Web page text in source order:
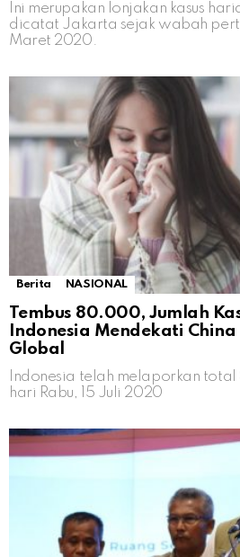
Ini merupakan lonjakan kasus
dicatat Jakarta sejak wabah
Maret 2020.
Berita NASIONAL
Tembus 80.000, Jumlah
Indonesia Mendekati
Global
Indonesia telah melaporkan
hari Rabu, 15 Juli 2020